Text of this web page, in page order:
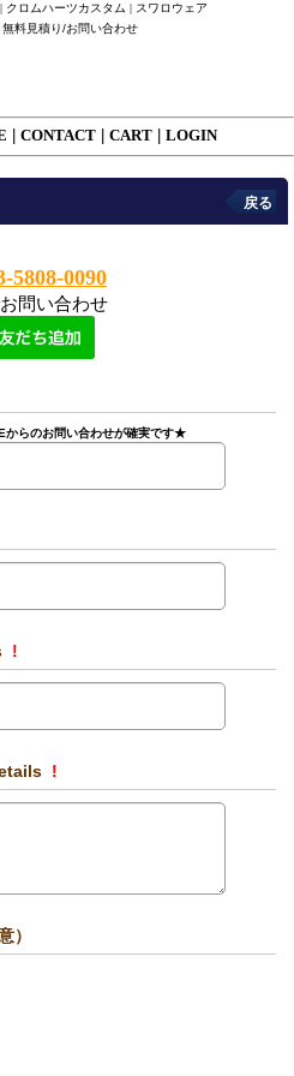
クロムハーツカスタム | スワロウェア
料見積り/お問い合わせ
CONTACT CART LOGIN
戻る
5808-0090
問い合わせ
からのお問い合わせが確実です★
!
!
）